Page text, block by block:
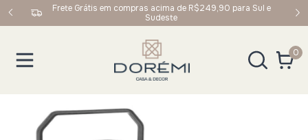
Frete Grátis em compras acima de R$249,90 para Sul e
Sudeste
0